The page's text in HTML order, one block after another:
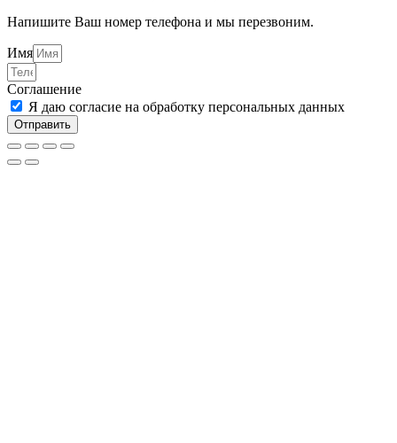
Напишите Ваш номер телефона и мы перезвоним.
Имя
Соглашение
Я даю согласие на обработку персональных данных
Отправить